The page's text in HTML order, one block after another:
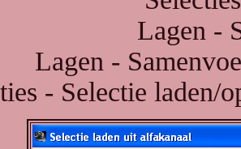
Lagen -
Lagen -
- Selectie laden/